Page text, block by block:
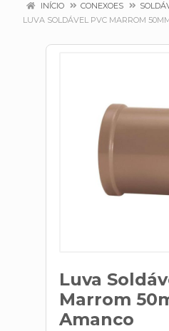
INÍCIO CONEXOES
LUVA SOLDÁVEL PVC MARROM
Luva
Marrom
Amanco